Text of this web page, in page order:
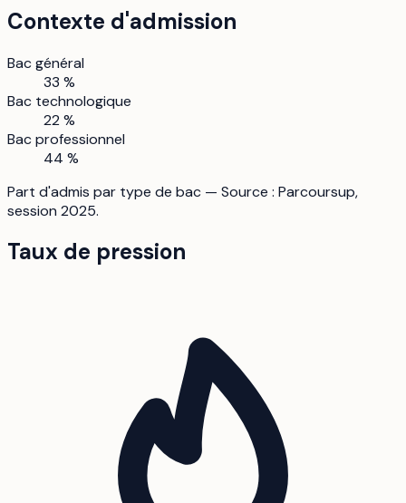
Contexte d'admission
Bac général
33 %
Bac technologique
22 %
Bac professionnel
44 %
Part d'admis par type de bac — Source : Parcoursup,
session 2025.
Taux de pression